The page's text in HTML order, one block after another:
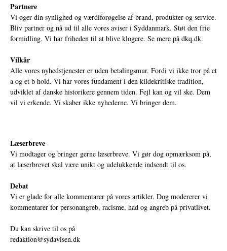
Partnere
Vi øger din synlighed og værdiforøgelse af brand, produkter og service.
Bliv partner og nå ud til alle vores aviser i Syddanmark. Støt den frie
formidling. Vi har friheden til at blive klogere. Se mere på dkq.dk.
Vilkår
Alle vores nyhedstjenester er uden betalingsmur. Fordi vi ikke tror på et
a og et b hold. Vi har vores fundament i den kildekritiske tradition,
udviklet af danske historikere gennem tiden. Fejl kan og vil ske. Dem
vil vi erkende. Vi skaber ikke nyhederne. Vi bringer dem.
Læserbreve
Vi modtager og bringer gerne læserbreve. Vi gør dog opmærksom på,
at læserbrevet skal være unikt og udelukkende indsendt til os.
Debat
Vi er glade for alle kommentarer på vores artikler. Dog modererer vi
kommentarer for personangreb, racisme, had og angreb på privatlivet.
Du kan skrive til os på
redaktion@sydavisen.dk